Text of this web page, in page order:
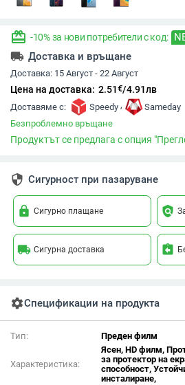
redeem -10% за нови потребители с код:
local_shipping Доставка и връщане
Доставка: 15 Август - 22 Август
Цена на доставка: 2.51€/4.91лв
Доставяме с: Speedy ,
Sameday
Безпроблемно връщане
Продуктът се предлага с опция
security Сигурност при пазаруване
lock Сигурно плащане policy
local_shipping Сигурна доставка assignment_return
settingsСпецификации на продукта
Тип: Преден филм
Характеристика:
Ясен, HD филм,
за протектор на
способност,
инсталиране,